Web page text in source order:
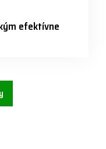
efektívne